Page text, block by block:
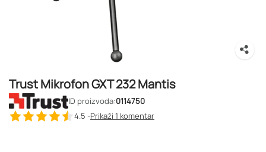
Trust Mikrofon GXT 232 Mantis
ID proizvoda:0114750
4.5 -Prikaži 1 komentar